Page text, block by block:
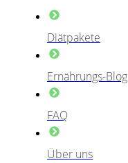
Diätpakete
Ernährungs-Blog
FAQ
Über uns